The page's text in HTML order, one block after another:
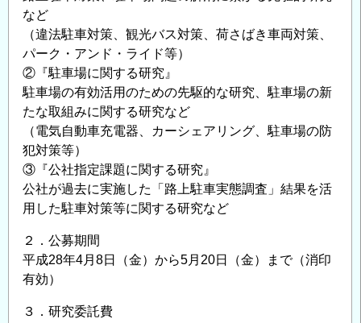
公
募
型
研
究
の
ご
案
内
の
など
（違法駐車対策、観光バス対策、荷さばき車両対策、
パーク・アンド・ライド等）
②『駐車場に関する研究』
駐車場の有効活用のための先駆的な研究、駐車場の新
たな取組みに関する研究など
（電気自動車充電器、カーシェアリング、駐車場の防
犯対策等）
③『公社指定課題に関する研究』
公社が過去に実施した「路上駐車実態調査」結果を活
用した駐車対策等に関する研究など
２．公募期間
平成28年4月8日（金）から5月20日（金）まで（消印
有効）
３．研究委託費